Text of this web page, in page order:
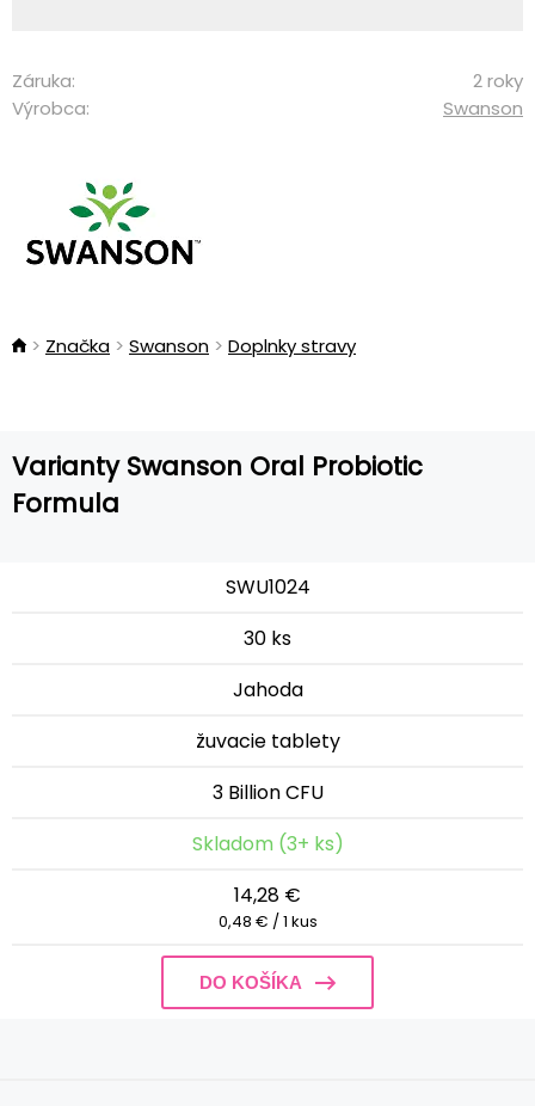
Záruka:
2 roky
Výrobca:
Swanson
Značka Swanson Doplnky stravy
Varianty Swanson Oral Probiotic
Formula
SWU1024
30 ks
Jahoda
žuvacie tablety
3 Billion CFU
Skladom (3+ ks)
14,28 €
0,48 € / 1 kus
DO KOŠÍKA